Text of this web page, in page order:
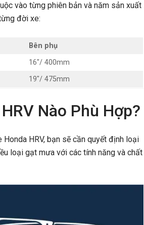
vào từng phiên bản và năm sản xuất
đời xe:
Bên phụ
16″/ 400mm
19″/ 475mm
Nào Phù Hợp?
HRV, bạn sẽ cần quyết định loại
loại gạt mưa với các tính năng và chất